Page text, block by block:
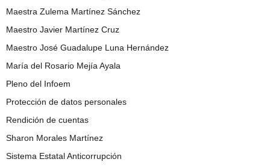
Maestra Zulema Martínez Sánchez
Maestro Javier Martínez Cruz
Maestro José Guadalupe Luna Hernández
María del Rosario Mejía Ayala
Pleno del Infoem
Protección de datos personales
Rendición de cuentas
Sharon Morales Martínez
Sistema Estatal Anticorrupción